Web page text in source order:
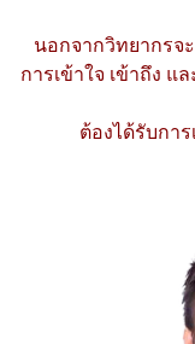
นอกจากวิทยากรจ
การเข้าใจ เข้าถึง แ
ต้องได้รับกา